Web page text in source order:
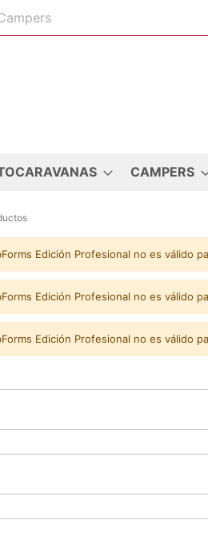
CAMPERS
Edición Profesional no es válido
Edición Profesional no es válido
Edición Profesional no es válido